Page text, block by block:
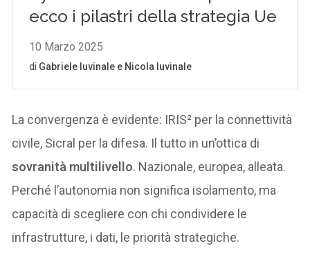
La convergenza è evidente: IRIS² per la connettività
civile, Sicral per la difesa. Il tutto in un’ottica di
sovranità multilivello. Nazionale, europea, alleata.
Perché l’autonomia non significa isolamento, ma
capacità di scegliere con chi condividere le
infrastrutture, i dati, le priorità strategiche.